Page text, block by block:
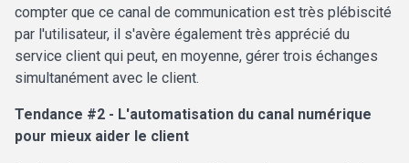
compter que ce canal de communication est très plébiscité
par l'utilisateur, il s'avère également très apprécié du
service client qui peut, en moyenne, gérer trois échanges
simultanément avec le client.
Tendance #2 - L'automatisation du canal numérique
pour mieux aider le client